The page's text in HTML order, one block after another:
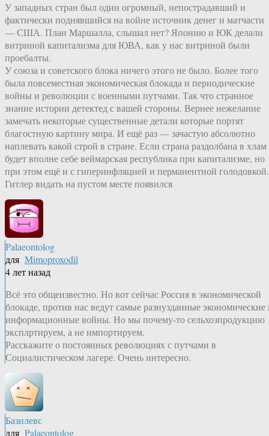
У западных стран был один огромный, непострадавший и
фактически поднявшийся на войне источник денег и матчасти
— США. План Маршалла, слышал нет? Японию и ЮК делали
витриной капитализма для ЮВА, как у нас витриной были
проебалты.
У союза и советского блока ничего этого не было. Более того
была повсеместная экономическая блокада и периодические
войны и революции с военными путчами. Так что странное
знание истории детектед с вашей стороны. Вернее нежелание
замечать некоторые существенные детали которые портят
благостную картину мира. И ещё раз — зачастую абсолютно
наплевать какой строй в стране. Если страна раздолбана в хлам
будет вполне себе веймарская республика при капитализме, но
при этом ещё и с гиперинфляцией и перманентной голодовкой.
Гитлер видать на пустом месте появился
Palaeontolog
для Mimoproxodil
4 лет назад
Всё это общеизвестно. Но вот сейчас Россия в экономической
блокаде, против нас ведут самые разнузданные экономические
информационные войны. Но мы почему-то сельхозпродукцию
эксплртируем, а не импортируем.
Расскажите о постоянных революциях с путчами в
Социалистическом лагере. Очень интересно.
Базилевс
для Palaeontolog